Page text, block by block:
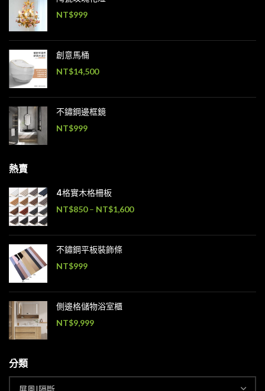
NT$999
創意馬桶
NT$14,500
不鏽鋼邊框鏡
NT$999
熱賣
4格實木格柵板
NT$850 – NT$1,600
不鏽鋼平板裝飾條
NT$999
側邊格儲物浴室櫃
NT$9,999
分類